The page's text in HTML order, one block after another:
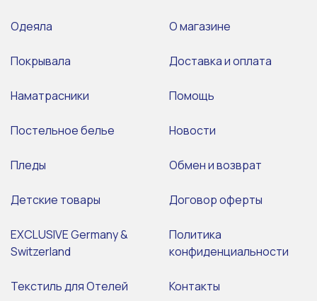
Одеяла
Покрывала
Наматрасники
Постельное белье
Пледы
Детские товары
EXCLUSIVE Germany &
Switzerland
Текстиль для Отелей
О магазине
Доставка и оплата
Помощь
Новости
Обмен и возврат
Договор оферты
Политика
конфиденциальности
Контакты